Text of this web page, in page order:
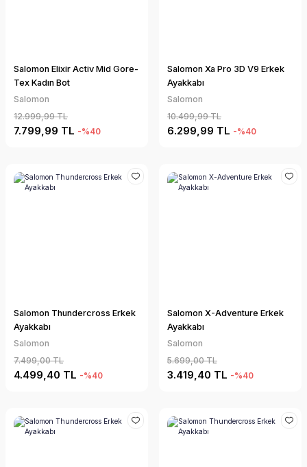
Salomon Elixir Activ Mid Gore-
Tex Kadın Bot
Salomon
12.999,99 TL
7.799,99 TL -%40
Salomon Xa Pro 3D V9 Erkek
Ayakkabı
Salomon
10.499,99 TL
6.299,99 TL -%40
Salomon Thundercross Erkek
Ayakkabı
Salomon
7.499,00 TL
4.499,40 TL -%40
Salomon X-Adventure Erkek
Ayakkabı
Salomon
5.699,00 TL
3.419,40 TL -%40